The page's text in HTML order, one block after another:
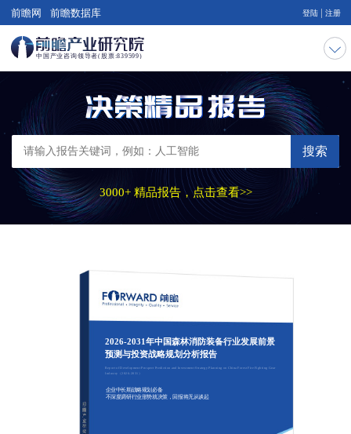
前瞻网 前瞻数据库 登陆 注册
搜索
3000+ 精品报告，点击查看>>
2026-2031年中国森林消防装备行业发展前景
预测与投资战略规划分析报告
Report of Development Prospect Prediction and Investment Strategy Planning on China Forest Fire Fighting Gear
Industry（2026-2031）
企业中长期战略规划必备
不深度调研行业形势就决策，回报将无从谈起